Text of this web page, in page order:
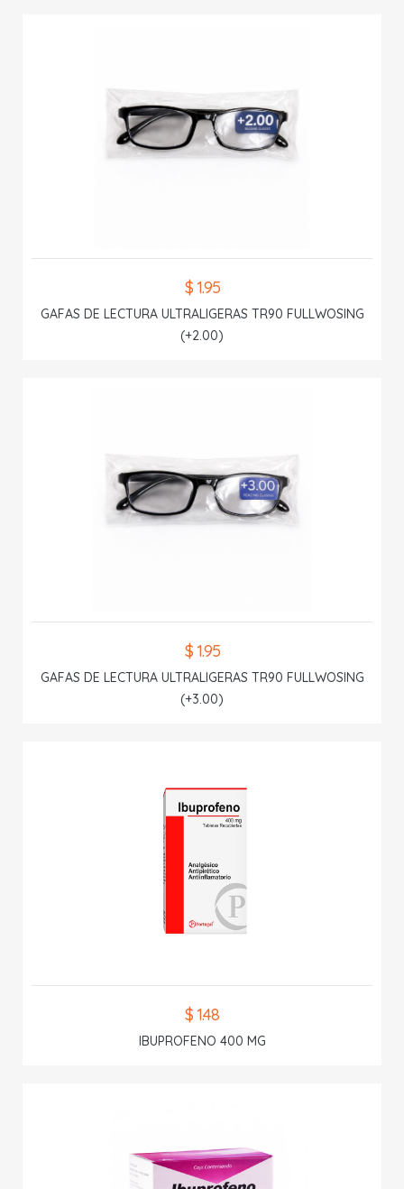
$ 1.95
GAFAS DE LECTURA ULTRALIGERAS TR90 FULLWOSING
(+2.00)
$ 1.95
GAFAS DE LECTURA ULTRALIGERAS TR90 FULLWOSING
(+3.00)
$ 1.48
IBUPROFENO 400 MG